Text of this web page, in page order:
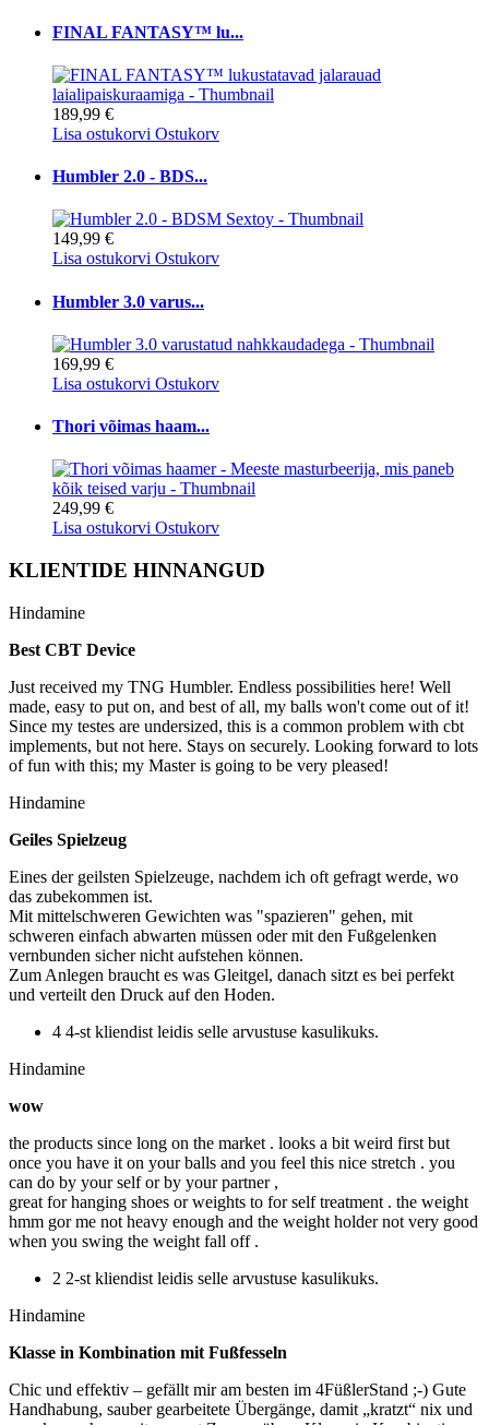
FINAL FANTASY™ lu...
189,99 €
Lisa ostukorvi Ostukorv
Humbler 2.0 - BDS...
149,99 €
Lisa ostukorvi Ostukorv
Humbler 3.0 varus...
169,99 €
Lisa ostukorvi Ostukorv
Thori võimas haam...
249,99 €
Lisa ostukorvi Ostukorv
KLIENTIDE HINNANGUD
Hindamine
Best CBT Device
Just received my TNG Humbler. Endless possibilities here! Well
made, easy to put on, and best of all, my balls won't come out of it!
Since my testes are undersized, this is a common problem with cbt
implements, but not here. Stays on securely. Looking forward to lots
of fun with this; my Master is going to be very pleased!
Hindamine
Geiles Spielzeug
Eines der geilsten Spielzeuge, nachdem ich oft gefragt werde, wo
das zubekommen ist.
Mit mittelschweren Gewichten was "spazieren" gehen, mit
schweren einfach abwarten müssen oder mit den Fußgelenken
vernbunden sicher nicht aufstehen können.
Zum Anlegen braucht es was Gleitgel, danach sitzt es bei perfekt
und verteilt den Druck auf den Hoden.
4 4-st kliendist leidis selle arvustuse kasulikuks.
Hindamine
wow
the products since long on the market . looks a bit weird first but
once you have it on your balls and you feel this nice stretch . you
can do by your self or by your partner ,
great for hanging shoes or weights to for self treatment . the weight
hmm gor me not heavy enough and the weight holder not very good
when you swing the weight fall off .
2 2-st kliendist leidis selle arvustuse kasulikuks.
Hindamine
Klasse in Kombination mit Fußfesseln
Chic und effektiv – gefällt mir am besten im 4FüßlerStand ;-) Gute
Handhabung, sauber gearbeitete Übergänge, damit „kratzt“ nix und